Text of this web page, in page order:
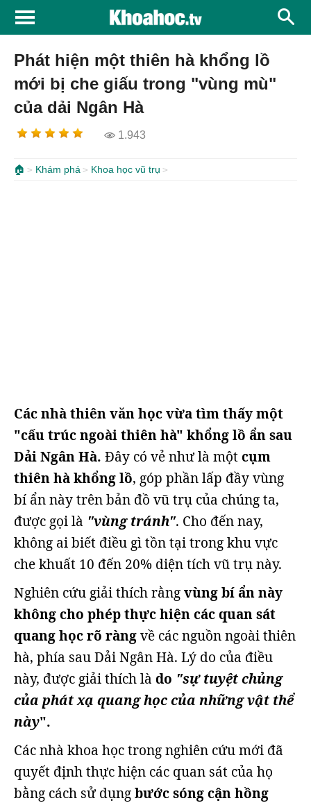
Phát hiện một thiên hà khổng lồ
mới bị che giấu trong "vùng mù"
của dải Ngân Hà
1.943
🏠 Khám phá Khoa học vũ trụ
Các nhà thiên văn học vừa tìm thấy một
"cấu trúc ngoài thiên hà" khổng lồ ẩn sau
Dải Ngân Hà. Đây có vẻ như là một cụm
thiên hà khổng lồ, góp phần lấp đầy vùng
bí ẩn này trên bản đồ vũ trụ của chúng ta,
được gọi là "vùng tránh". Cho đến nay,
không ai biết điều gì tồn tại trong khu vực
che khuất 10 đến 20% diện tích vũ trụ này.
Nghiên cứu giải thích rằngvùng bí ẩn này
không cho phép thực hiện các quan sát
quang học rõ ràngvề các nguồn ngoài thiên
hà, phía sau Dải Ngân Hà. Lý do của điều
này, được giải thích là do "sự tuyệt chủng
của phát xạ quang học của những vật thể
này".
Các nhà khoa học trong nghiên cứu mới đã
quyết định thực hiện các quan sát của họ
bằng cách sử dụngbước sóng cận hồng